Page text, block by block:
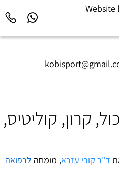
קרון, קוליטיס,
ד"ר קובי עזרא, מומחה לרפואה